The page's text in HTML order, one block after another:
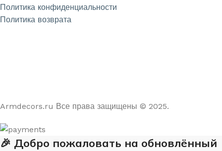
Политика конфиденциальности
Политика возврата
Armdecors.ru Все права защищены © 2025. ​
🎉 Добро пожаловать на обновлённый